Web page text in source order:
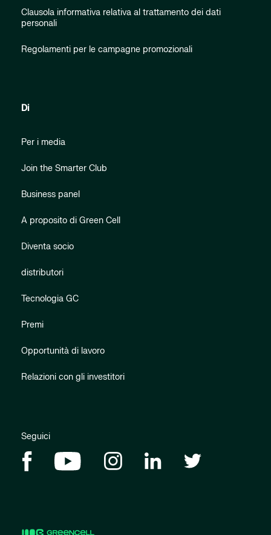
Clausola informativa relativa al trattamento dei dati
personali
Regolamenti per le campagne promozionali
Di
Per i media
Join the Smarter Club
Business panel
A proposito di Green Cell
Diventa socio
distributori
Tecnologia GC
Premi
Opportunità di lavoro
Relazioni con gli investitori
Seguici